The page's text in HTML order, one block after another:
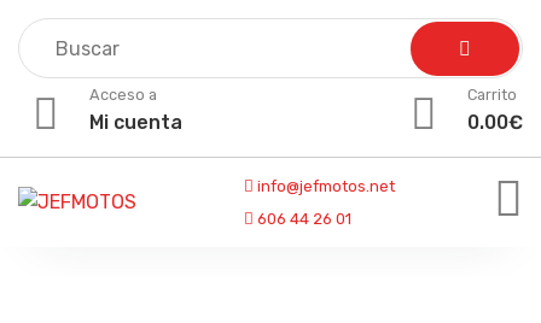
content
Acceso a
Mi cuenta
Carrito
0.00€
info@jefmotos.net
606 44 26 01